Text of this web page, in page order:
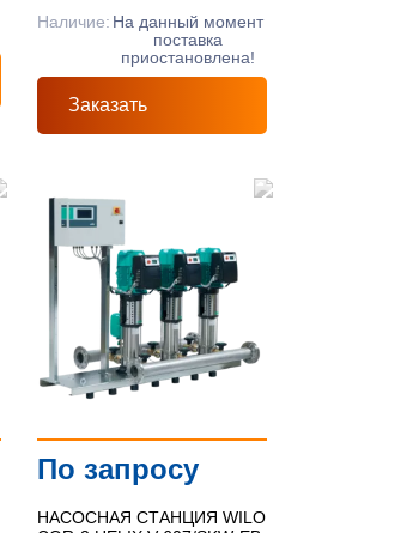
Наличие: На данный момент
поставка
приостановлена!
Заказать
По запросу
НАСОСНАЯ СТАНЦИЯ WILO